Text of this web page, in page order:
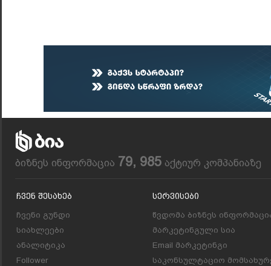
ბიზნეს ინფორმაცია 79, 985 აქტიურ კომპანიაზე
Ჩვენ Შესახებ
ჩვენი გუნდი
სიახლეები
ანალიტიკა
Follower
Სერვისები
წვდომა ბიზნეს
მარკეტინგული სია
Email მარკეტინგი
საკონსულტაციო